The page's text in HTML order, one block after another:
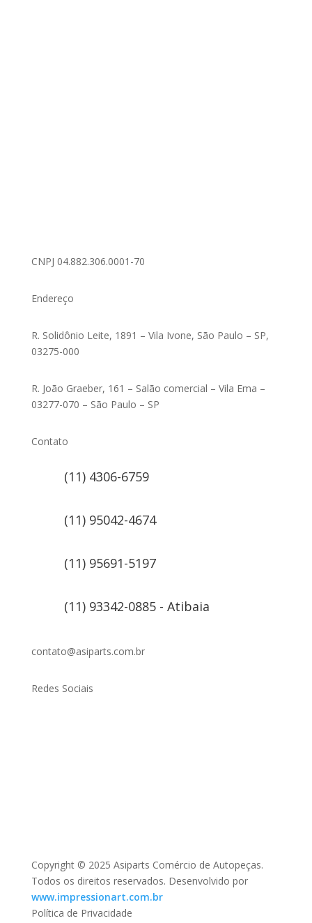
CNPJ 04.882.306.0001-70
Endereço
R. Solidônio Leite, 1891 – Vila Ivone, São Paulo – SP,
03275-000
R. João Graeber, 161 – Salão comercial – Vila Ema –
03277-070 – São Paulo – SP
Contato
(11) 4306-6759
(11) 95042-4674
(11) 95691-5197
(11) 93342-0885 - Atibaia
contato@asiparts.com.br
Redes Sociais
Copyright © 2025 Asiparts Comércio de Autopeças.
Todos os direitos reservados. Desenvolvido por
www.impressionart.com.br
Política de Privacidade